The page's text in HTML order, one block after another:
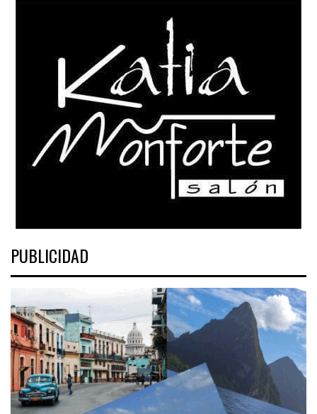
PUBLICIDAD